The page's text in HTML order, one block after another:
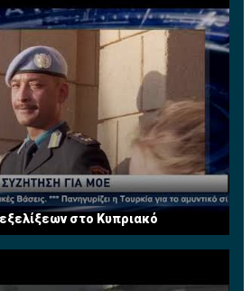
στο Κυπριακό